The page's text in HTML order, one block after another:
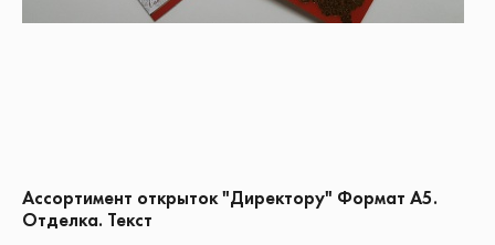
Ассортимент открыток "Директору" Формат А5.
Отделка. Текст